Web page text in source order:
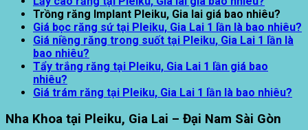
Trồng răng Implant Pleiku, Gia lai giá bao nhiêu?
Giá bọc răng sứ tại Pleiku, Gia Lai 1 lần là bao nhiêu?
Giá niềng răng trong suốt tại Pleiku, Gia Lai 1 lần là
bao nhiêu?
Tẩy trắng răng tại Pleiku, Gia Lai 1 lần giá bao
nhiêu?
Giá trám răng tại Pleiku, Gia Lai 1 lần là bao nhiêu?
Nha Khoa tại Pleiku, Gia Lai – Đại Nam Sài Gòn